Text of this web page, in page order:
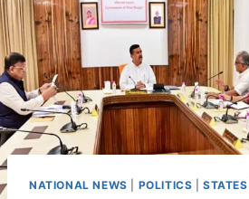
NATIONAL NEWS POLITICS |STATES